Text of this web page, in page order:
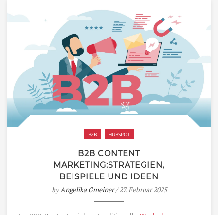
B2B HUBSPOT
B2B CONTENT
MARKETING:STRATEGIEN,
BEISPIELE UND IDEEN
byAngelika Gmeiner/ 27. Februar 2025